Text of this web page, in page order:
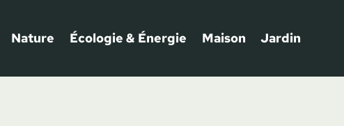
Nature Écologie & Énergie Maison Jardin